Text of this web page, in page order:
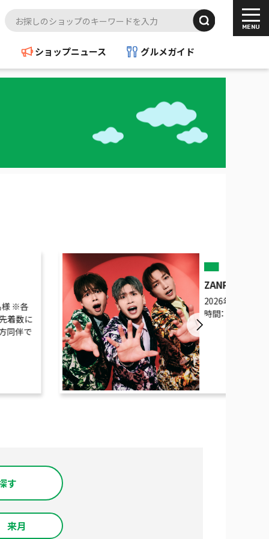
ショップニュース グルメガイド
様 ※各
着数に
同伴で
ZANPA New
2026年9月06日（
時間：
す
来月